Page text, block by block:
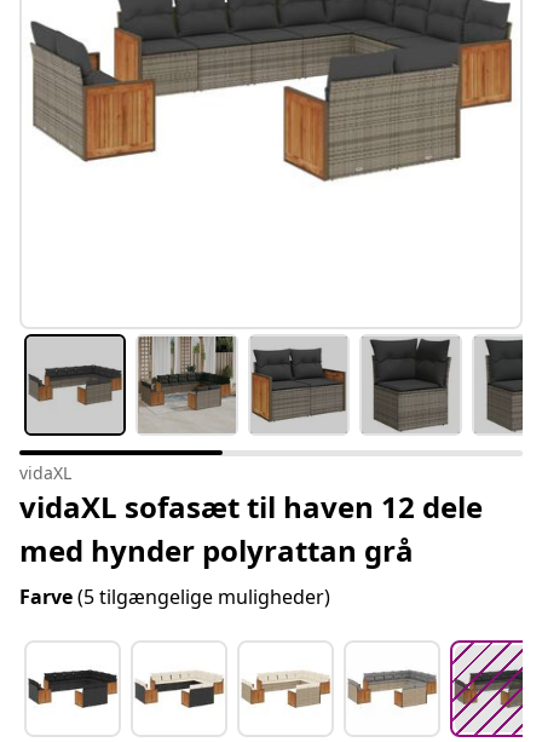
#sharemevidaxl
vidaXL
vidaXL sofasæt til haven 12 dele
med hynder polyrattan grå
Farve(5 tilgængelige muligheder)